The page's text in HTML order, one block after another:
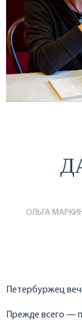
ОЛЬГА
Петербуржец
Прежде всего —